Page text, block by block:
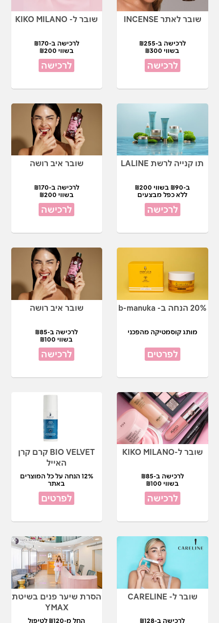
שובר לאתר INCENSE
לרכישה ב-₪255
בשווי ₪300
לרכישה
שובר ל- KIKO MILANO
לרכישה ב-₪170
בשווי ₪200
לרכישה
תו קנייה לרשת LALINE
ב-₪90 בשווי ₪200
ללא כפל מבצעים
לרכישה
שובר איב רושה
לרכישה ב-₪170
בשווי ₪200
לרכישה
20% הנחה ב- b-manuka
מותג קוסמטיקה מהפכני
לפרטים
שובר איב רושה
לרכישה ב-₪85
בשווי ₪100
לרכישה
שובר ל-KIKO MILANO
לרכישה ב-₪85
בשווי ₪100
לרכישה
BIO VELVET קרם קרן
האייל
12% הנחה על כל המוצרים
באתר
לפרטים
שובר ל- CARELINE
לרכישה ב-₪128
הסרת שיער פנים בשיטת
YMAX
החל מ-₪120 לטיפול